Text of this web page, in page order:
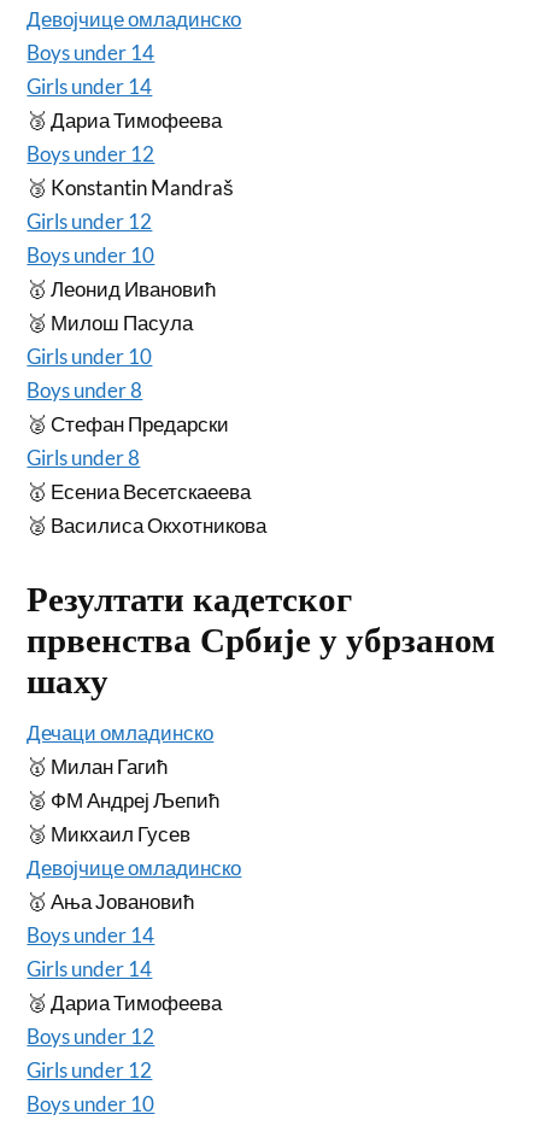
Девојчице омладинско
Boys under 14
Girls under 14
🥉 Дариа Тимофеева
Boys under 12
🥉 Konstantin Mandraš
Girls under 12
Boys under 10
🥇 Леонид Ивановић
🥈 Милош Пасула
Girls under 10
Boys under 8
🥈 Стефан Предарски
Girls under 8
🥇 Есениа Весетскаеева
🥈 Василиса Окхотникова
Резултати кадетског
првенства Србије у убрзаном
шаху
Дечаци омладинско
🥇 Милан Гагић
🥈 ФМ Андреј Љепић
🥉 Микхаил Гусев
Девојчице омладинско
🥇 Ања Јовановић
Boys under 14
Girls under 14
🥈 Дариа Тимофеева
Boys under 12
Girls under 12
Boys under 10